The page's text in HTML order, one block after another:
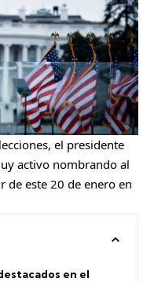
el presidente
activo nombrando al
de este 20 de enero en
en el